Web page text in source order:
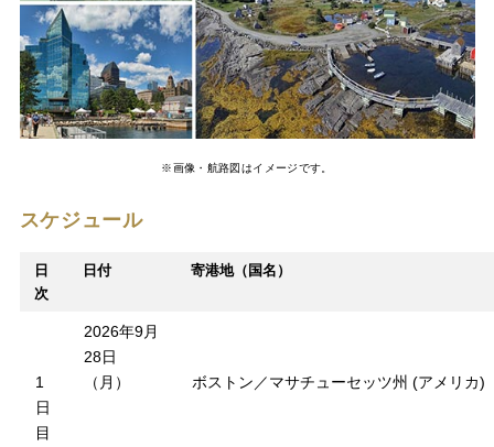
※画像・航路図はイメージです。
スケジュール
日
次
日付 寄港地（国名）
1
日
目
2026年9月
28日
（月）
ボストン／マサチューセッツ州 (アメリカ)